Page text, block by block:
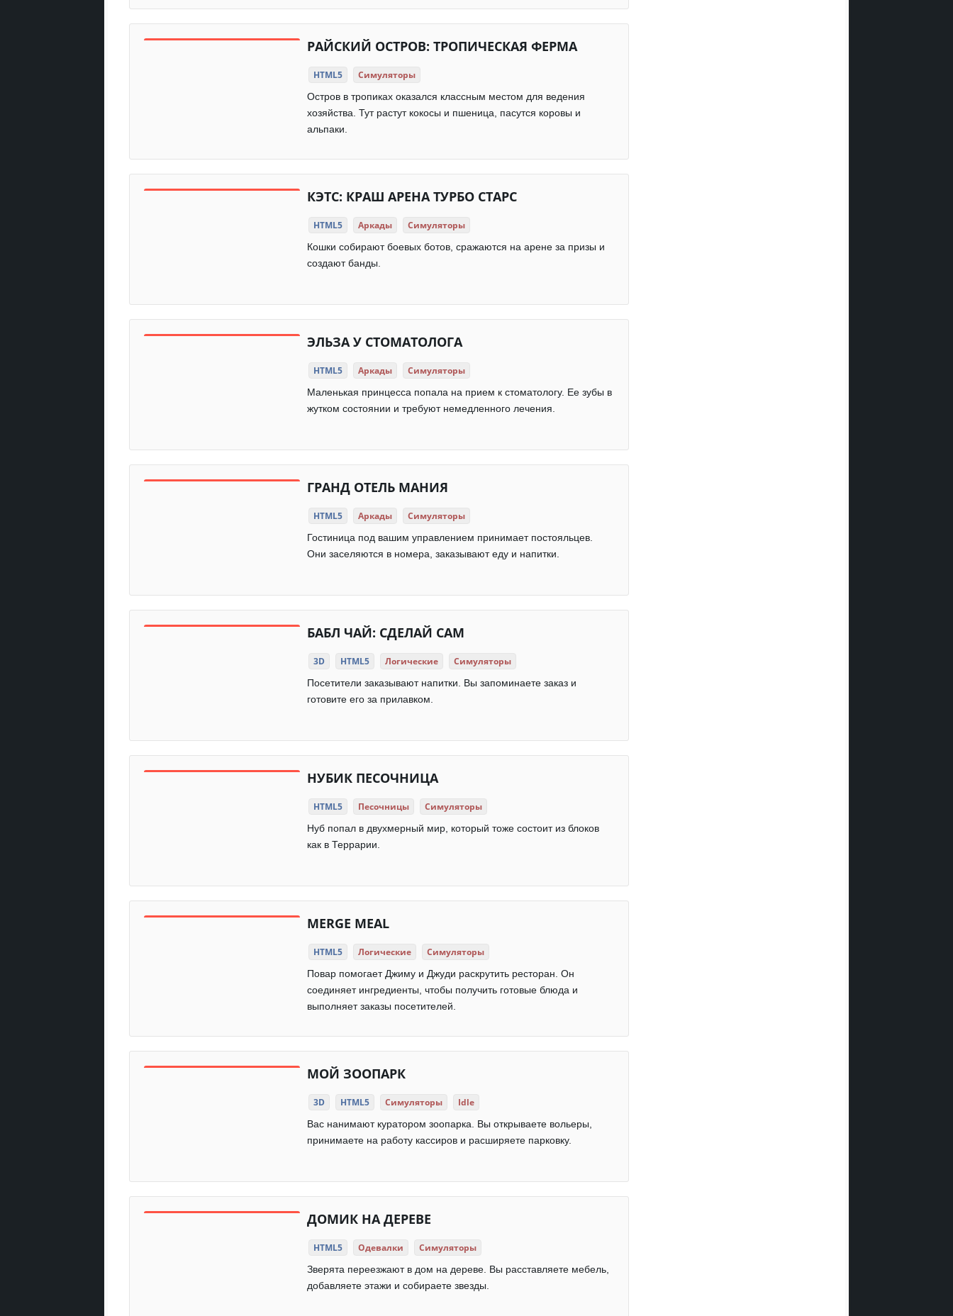
РАЙСКИЙ ОСТРОВ: ТРОПИЧЕСКАЯ ФЕРМА
HTML5 Симуляторы
Остров в тропиках оказался классным местом для ведения
хозяйства. Тут растут кокосы и пшеница, пасутся коровы и
альпаки.
КЭТС: КРАШ АРЕНА ТУРБО СТАРС
HTML5 Аркады Симуляторы
Кошки собирают боевых ботов, сражаются на арене за призы и
создают банды.
ЭЛЬЗА У СТОМАТОЛОГА
HTML5 Аркады Симуляторы
Маленькая принцесса попала на прием к стоматологу. Ее зубы в
жутком состоянии и требуют немедленного лечения.
ГРАНД ОТЕЛЬ МАНИЯ
HTML5 Аркады Симуляторы
Гостиница под вашим управлением принимает постояльцев.
Они заселяются в номера, заказывают еду и напитки.
БАБЛ ЧАЙ: СДЕЛАЙ САМ
3D HTML5 Логические Симуляторы
Посетители заказывают напитки. Вы запоминаете заказ и
готовите его за прилавком.
НУБИК ПЕСОЧНИЦА
HTML5 Песочницы Симуляторы
Нуб попал в двухмерный мир, который тоже состоит из блоков
как в Террарии.
MERGE MEAL
HTML5 Логические Симуляторы
Повар помогает Джиму и Джуди раскрутить ресторан. Он
соединяет ингредиенты, чтобы получить готовые блюда и
выполняет заказы посетителей.
МОЙ ЗООПАРК
3D HTML5 Симуляторы Idle
Вас нанимают куратором зоопарка. Вы открываете вольеры,
принимаете на работу кассиров и расширяете парковку.
ДОМИК НА ДЕРЕВЕ
HTML5 Одевалки Симуляторы
Зверята переезжают в дом на дереве. Вы расставляете мебель,
добавляете этажи и собираете звезды.